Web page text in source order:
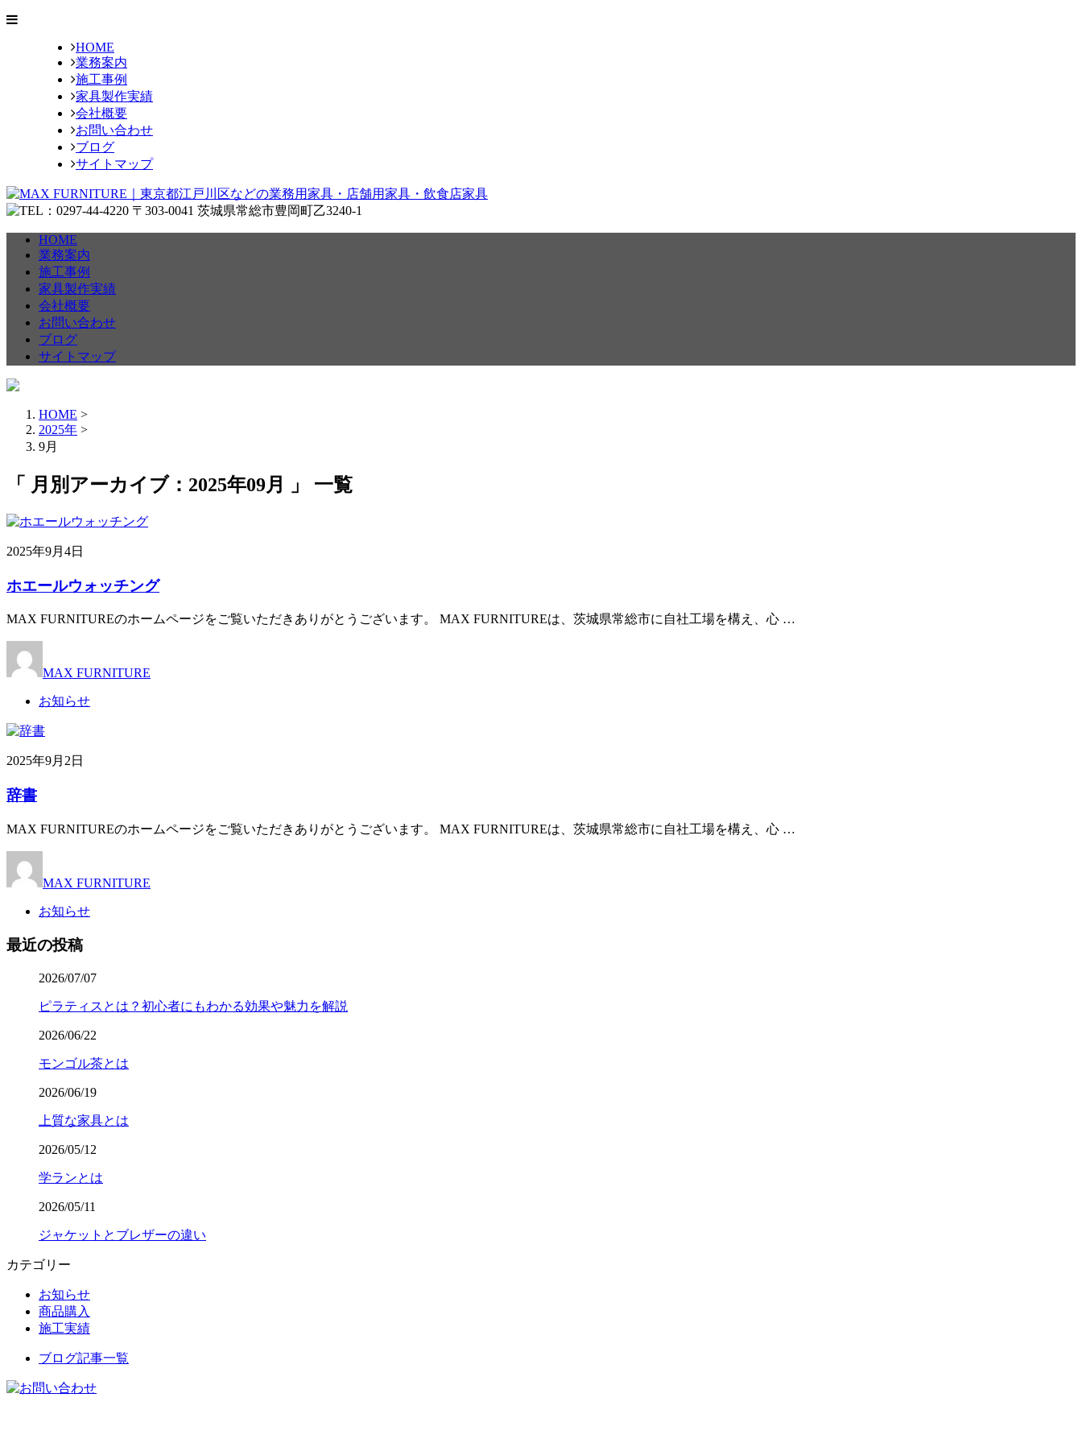
HOME
業務案内
施工事例
家具製作実績
会社概要
お問い合わせ
ブログ
サイトマップ
HOME
業務案内
施工事例
家具製作実績
会社概要
お問い合わせ
ブログ
サイトマップ
HOME >
2025年 >
9月
「 月別アーカイブ：2025年09月 」 一覧
2025年9月4日
ホエールウォッチング
MAX FURNITUREのホームページをご覧いただきありがとうございます。 MAX FURNITUREは、茨城県常総市に自社工場を構え、心 …
MAX FURNITURE
お知らせ
2025年9月2日
辞書
MAX FURNITUREのホームページをご覧いただきありがとうございます。 MAX FURNITUREは、茨城県常総市に自社工場を構え、心 …
MAX FURNITURE
お知らせ
最近の投稿
2026/07/07
ピラティスとは？初心者にもわかる効果や魅力を解説
2026/06/22
モンゴル茶とは
2026/06/19
上質な家具とは
2026/05/12
学ランとは
2026/05/11
ジャケットとブレザーの違い
カテゴリー
お知らせ
商品購入
施工実績
ブログ記事一覧